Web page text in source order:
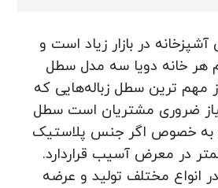
در بازار زیاد است و
هر خانه دویا سه مدل سطل
از مهم ترین سطل زباله‌هایی که
ضروری مشتریان است سطل
به خصوص اگر جنس پلاستیک
در معرض آسیب قراردارد.
انواع مختلف تولید و عرضه